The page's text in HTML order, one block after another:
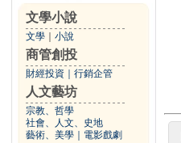
文學小說
文學 小說
商管創投
財經投資 行銷企管
人文藝坊
宗教、哲學
社會、人文、史地
藝術、美學
電影戲劇